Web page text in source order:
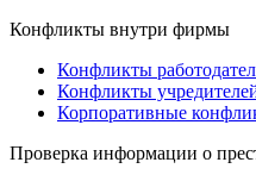
Конфликты внутри фирмы
Конфликты
Конфликты
Корпоративные
Проверка информации о